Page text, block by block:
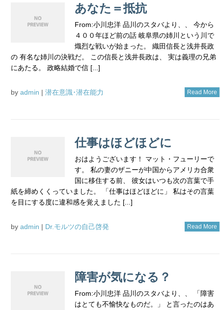
あなた＝抵抗
From:小川忠洋 品川のスタバより、、 今から
４００年ほど前の話 岐阜県の姉川という川で
熾烈な戦いが始まった。 織田信長と浅井長政
の 有名な姉川の決戦だ。 この信長と浅井長政は、 実は義理の兄弟
にあたる。 政略結婚で信 [...]
by admin | 潜在意識･潜在能力 Read More
仕事はほどほどに
おはようございます！ マット・フューリーで
す。 私の妻のザニーが中国からアメリカ合衆
国に移住する前、 彼女はいつも次の言葉で手
紙を締めくくっていました。 「仕事はほどほどに」 私はその言葉
を目にする度に違和感を覚えました [...]
by admin | Dr.モルツの自己啓発 Read More
障害が気になる？
From:小川忠洋 品川のスタバより、、 「障害
はとても不愉快なものだ。」 と言ったのはあ